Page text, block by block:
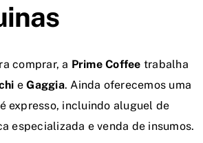
comprar, a Prime Coffee trabalha
eGaggia. Ainda oferecemos uma
expresso, incluindo aluguel de
especializada e venda de insumos.